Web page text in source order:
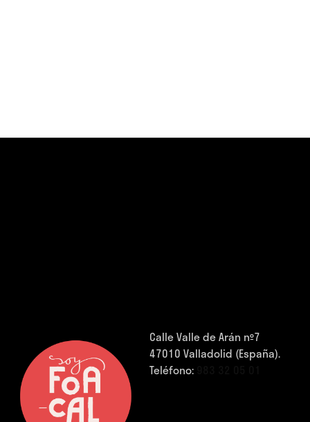
Calle Valle de Arán nº7
47010 Valladolid (España).
Teléfono: